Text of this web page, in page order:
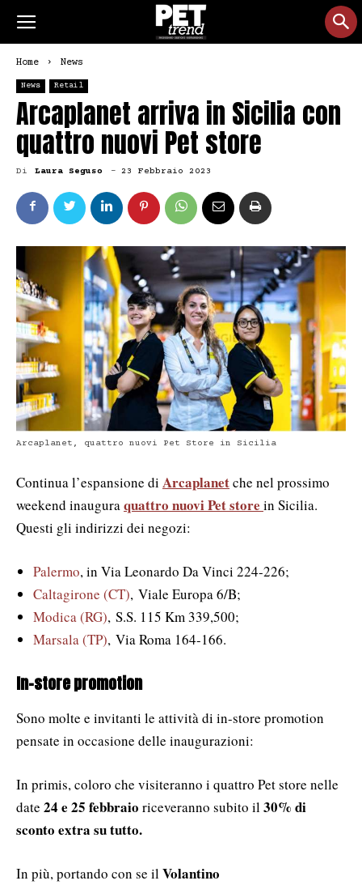
Home News
News Retail
Arcaplanet arriva in Sicilia con
quattro nuovi Pet store
Di Laura Seguso - 23 Febbraio 2023
Arcaplanet, quattro nuovi Pet Store in Sicilia
Continua l’espansione di Arcaplanetche nel prossimo
weekend inauguraquattro nuovi Pet store in Sicilia.
Questi gli indirizzi dei negozi:
Palermo, in Via Leonardo Da Vinci 224-226;
Caltagirone (CT), Viale Europa 6/B;
Modica (RG), S.S. 115 Km 339,500;
Marsala (TP), Via Roma 164-166.
In-store promotion
Sono molte e invitanti le attività di in-store promotion
pensate in occasione delle inaugurazioni:
In primis, coloro che visiteranno i quattro Pet store nelle
date 24 e 25 febbraio riceveranno subito il30% di
sconto extra su tutto.
In più, portando con se ilVolantino